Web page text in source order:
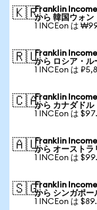
🇰🇷Franklin
から 韓国ウォン
1 INCEon は
🇷🇺Franklin
から ロシア・ル
1 INCEon は
🇨🇦Franklin
から カナダドル
1 INCEon は
🇦🇺Franklin
から オーストラ
1 INCEon は
🇸🇬Franklin
から シンガポー
1 INCEon は